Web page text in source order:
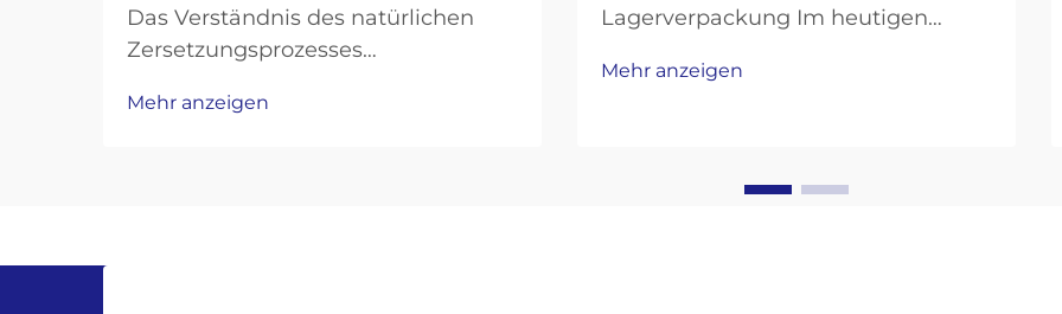
Das Verständnis des natürlichen
Zersetzungsprozesses
Handschutzprodukte. Da das
Mehr anzeigen
Lagerverpackung Im heutigen
Logistikumfeld stehen Lager unter
Mehr anzeigen